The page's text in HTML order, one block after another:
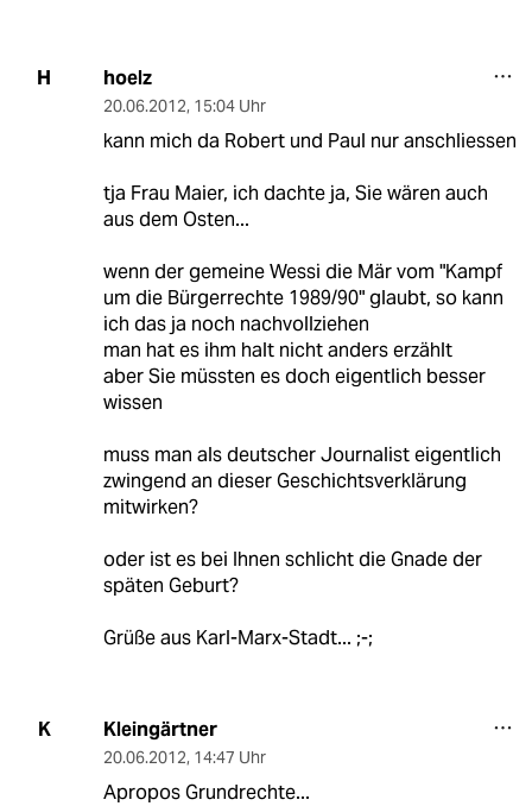
H hoelz
20.06.2012, 15:04 Uhr
kann mich da Robert und Paul nur anschliessen
tja Frau Maier, ich dachte ja, Sie wären auch
aus dem Osten...
wenn der gemeine Wessi die Mär vom "Kampf
um die Bürgerrechte 1989/90" glaubt, so kann
ich das ja noch nachvollziehen
man hat es ihm halt nicht anders erzählt
aber Sie müssten es doch eigentlich besser
wissen
muss man als deutscher Journalist eigentlich
zwingend an dieser Geschichtsverklärung
mitwirken?
oder ist es bei Ihnen schlicht die Gnade der
späten Geburt?
Grüße aus Karl-Marx-Stadt... ;-;
K Kleingärtner
20.06.2012, 14:47 Uhr
Apropos Grundrechte...